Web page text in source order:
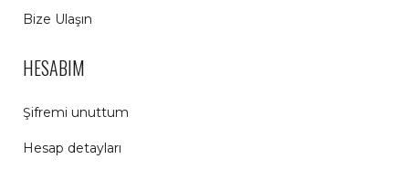
Bize Ulaşın
HESABIM
Şifremi unuttum
Hesap detayları